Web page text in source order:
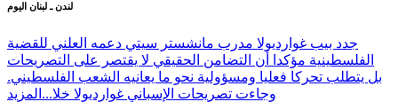
لندن ـ لبنان اليوم
جدد بيب غوارديولا مدرب مانشستر سيتي دعمه العلني للقضية
الفلسطينية مؤكدا أن التضامن الحقيقي لا يقتصر على التصريحات
بل يتطلب تحركا فعليا ومسؤولية نحو ما يعانيه الشعب الفلسطيني.
وجاءت تصريحات الإسباني غوارديولا خلا... المزيد